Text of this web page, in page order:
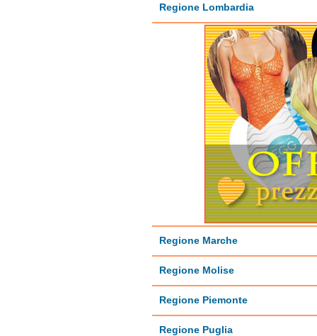
Regione Lombardia
Regione Marche
Regione Molise
Regione Piemonte
Regione Puglia